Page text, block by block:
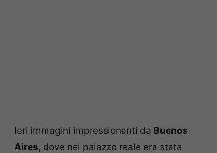
Ieri immagini impressionanti da Buenos
Aires, dove nel palazzo reale era stata